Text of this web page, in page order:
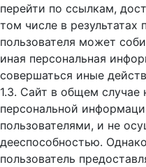
перейти по ссылкам,
том числе в результатах
пользователя может
иная персональная
совершаться иные
1.3. Сайт в общем случае
персональной
пользователями, и не
дееспособностью.
пользователь